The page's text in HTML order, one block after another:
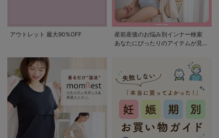
アウトレット 最大90%OFF
産前産後のお悩み別インナー検索
あなたにぴったりのアイテムが見つ